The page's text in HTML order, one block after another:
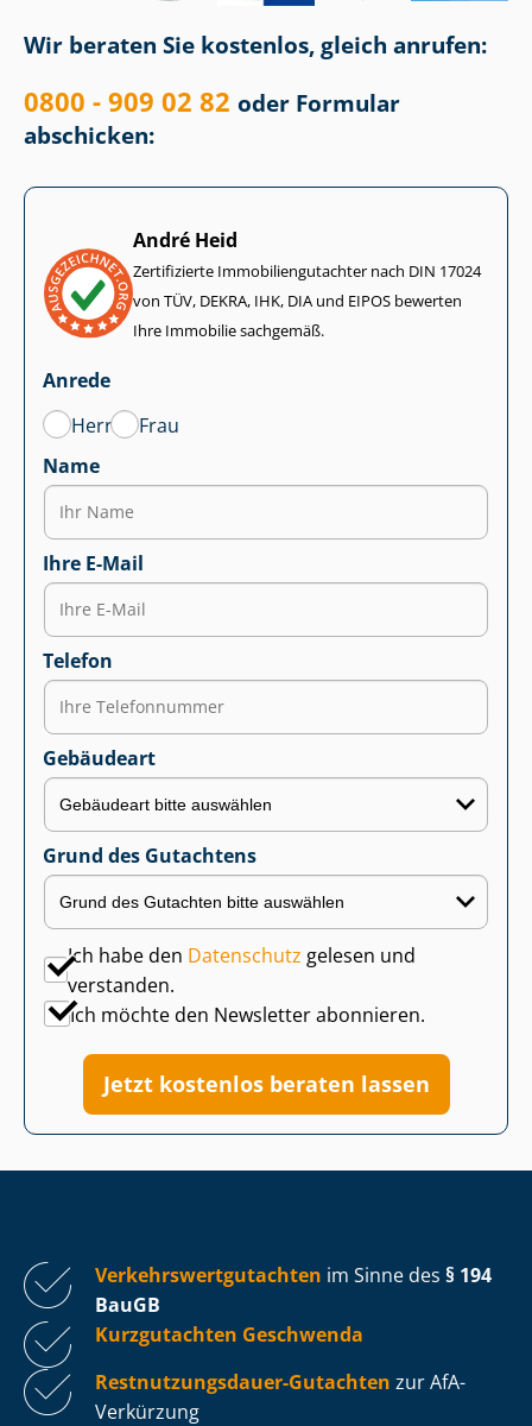
Wir beraten Sie kostenlos, gleich anrufen:
0800 - 909 02 82 oder Formular
abschicken:
André Heid
Zertifizierte Im­mo­bi­li­en­gut­ach­ter nach DIN 17024
von TÜV, DEKRA, IHK, DIA und EIPOS bewerten
Ihre Immobilie sachgemäß.
Anrede
Herr
Frau
Name
Ihre E-Mail
Telefon
Gebäudeart
Grund des Gutachtens
Ich habe den Datenschutz gelesen und
verstanden.
Ich möchte den Newsletter abonnieren.
Jetzt kostenlos beraten lassen
Ver­kehrs­wert­gut­ach­ten im Sinne des § 194
BauGB
Kurzgutachten Geschwenda
Rest­nut­zungs­dau­er-Gutachten zur AfA-
Verkürzung